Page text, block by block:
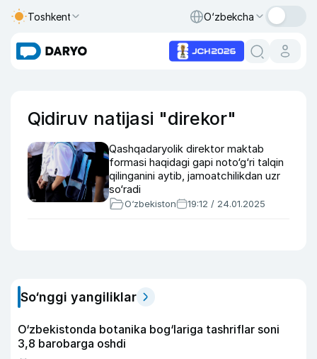
Toshkent O‘zbekcha
Qidiruv natijasi "direkor"
Qashqadaryolik direktor maktab
formasi haqidagi gapi noto‘g‘ri talqin
qilinganini aytib, jamoatchilikdan uzr
so‘radi
O‘zbekiston 19:12 / 24.01.2025
So‘nggi yangiliklar
O‘zbekistonda botanika bog‘lariga tashriflar soni
3,8 barobarga oshdi